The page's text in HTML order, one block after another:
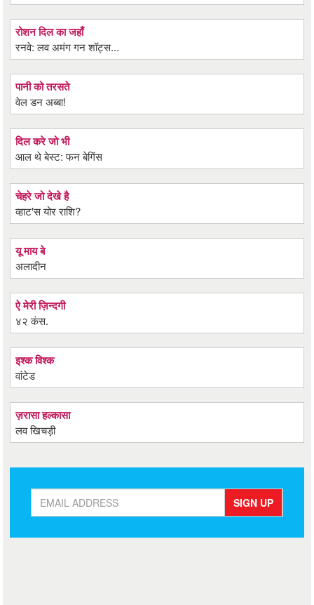
रोशन दिल का जहाँ
रनवे: लव अमंग गन शॉट्स...
पानी को तरसते
वेल डन अब्बा!
दिल करे जो भी
आल थे बेस्ट: फन बेगिंस
चेहरे जो देखे है
व्हाट'स योर राशि?
यू माय बे
अलादीन
ऐ मेरी ज़िन्दगी
४२ कंस.
इश्क विश्क
वांटेड
ज़रासा हल्कासा
लव खिचड़ी
SIGN UP